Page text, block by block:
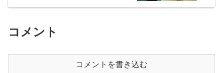
コメント
コメントを書き込む